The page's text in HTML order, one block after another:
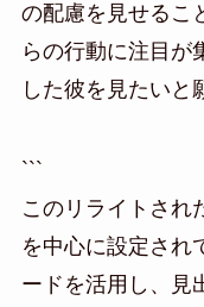
の配慮を見せるこ
らの行動に注目が
した彼を見たいと
```
このリライトされ
を中心に設定され
ードを活用し、見